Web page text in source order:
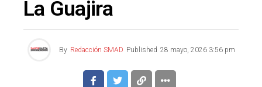
La Guajira
By Redacción SMAD Published 28 mayo, 2026 3:56 pm